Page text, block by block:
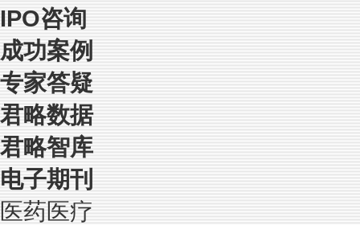
IPO咨询
成功案例
专家答疑
君略数据
君略智库
电子期刊
医药医疗